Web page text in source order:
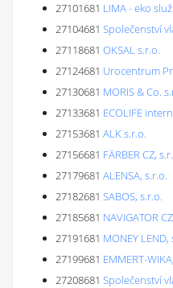
27101681 LIMA - eko
27104681 Společenství
27118681 OKSAL s.r.o.
27124681 Urocentrum
27130681 MORIS & Co.
27133681 ECOLIFE
27153681 ALK s.r.o.
27156681 FÄRBER CZ,
27179681 ALENSA, s.r.o.
27182681 SABOS, s.r.o.
27185681 NAVIGATOR
27191681 MONEY LEND,
27199681 EMMERT-
27208681 Společenství